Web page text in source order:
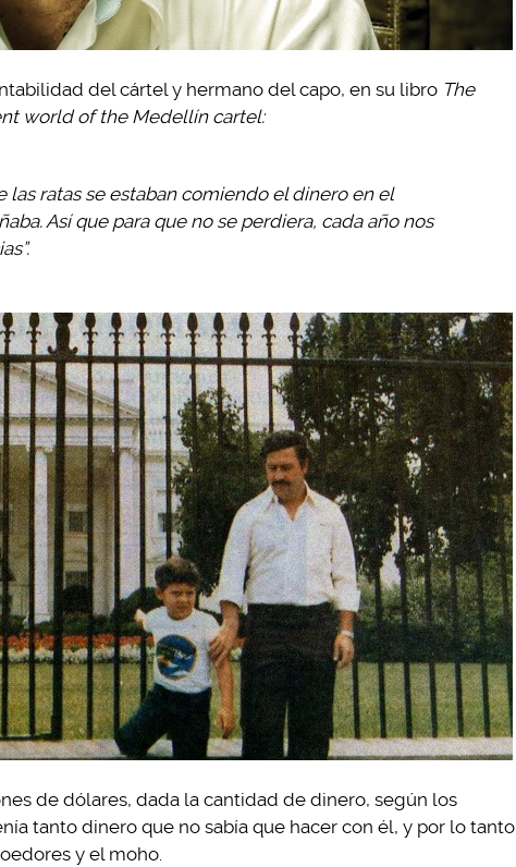
del cártel y hermano del capo, en su libro The
world of the Medellín cartel:
las ratas se estaban comiendo el dinero en el
Así que para que no se perdiera, cada año nos
de dólares, dada la cantidad de dinero, según los
tanto dinero que no sabía que hacer con él, y por lo tanto
y el moho.